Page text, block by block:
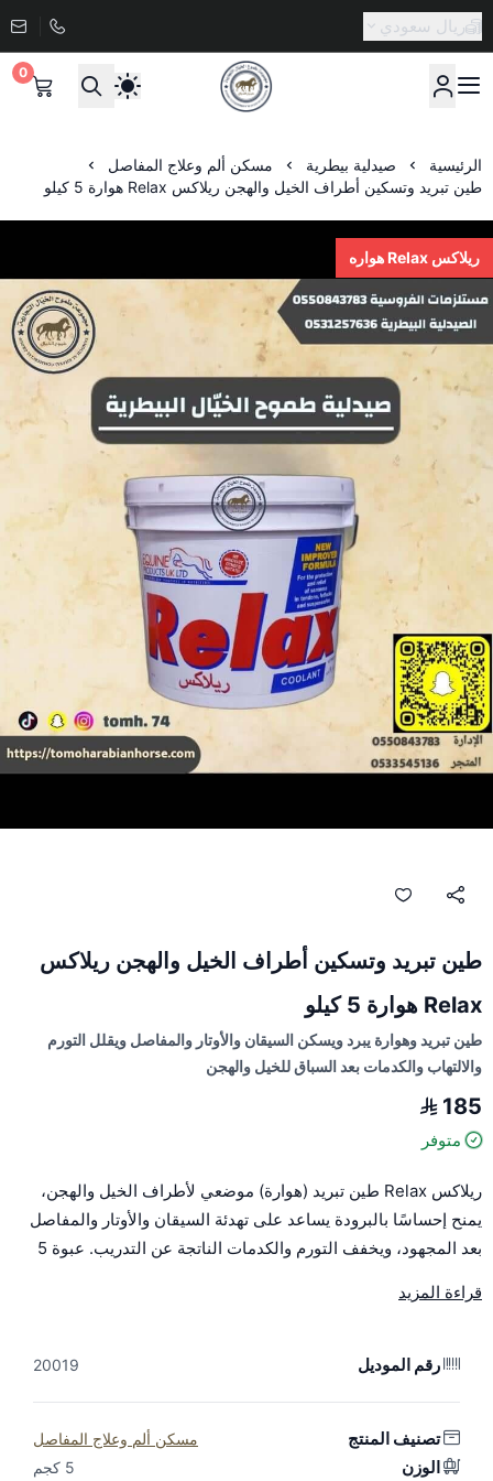
ريال سعودي
صيدلية طموح الخيال البيطرية
0
الرئيسية صيدلية بيطرية
مسكن ألم وعلاج المفاصل
طين تبريد وتسكين أطراف الخيل والهجن ريلاكس Relax هوارة 5 كيلو
ريلاكس Relax هواره
طين تبريد وتسكين أطراف الخيل والهجن ريلاكس
Relax هوارة 5 كيلو
طين تبريد وهوارة يبرد ويسكن السيقان والأوتار والمفاصل ويقلل التورم
والالتهاب والكدمات بعد السباق للخيل والهجن
185
متوفر
ريلاكس Relax طين تبريد (هوارة) موضعي لأطراف الخيل والهجن،
يمنح إحساسًا بالبرودة يساعد على تهدئة السيقان والأوتار والمفاصل
بعد المجهود، ويخفف التورم والكدمات الناتجة عن التدريب. عبوة 5
المميزات
تركيبة تحتوي على بندق الساحرة (Witch Hazel) المعزز للتبريد،
لحشو الحوافر.
قراءة المزيد
رقم الموديل 20019
تصنيف المنتج مسكن ألم وعلاج المفاصل
الوزن 5 كجم